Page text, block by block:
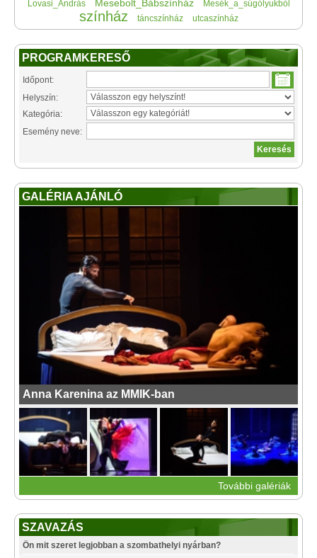
Lovasi_András
Mesebolt_Bábszínház Mesék_a_súgólyukból
színház táncszínház utcaszínház
PROGRAMKERESŐ
Időpont:
Helyszín:
Kategória:
Esemény neve:
GALÉRIA AJÁNLÓ
Anna Karenina az MMIK-ban
További galériák
SZAVAZÁS
Ön mit szeret legjobban a szombathelyi nyárban?